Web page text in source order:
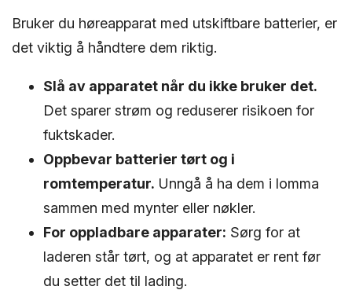
Bruker du høreapparat med utskiftbare batterier, er
det viktig å håndtere dem riktig.
Slå av apparatet når du ikke bruker det.
Det sparer strøm og reduserer risikoen for
fuktskader.
Oppbevar batterier tørt og i
romtemperatur. Unngå å ha dem i lomma
sammen med mynter eller nøkler.
For oppladbare apparater: Sørg for at
laderen står tørt, og at apparatet er rent før
du setter det til lading.